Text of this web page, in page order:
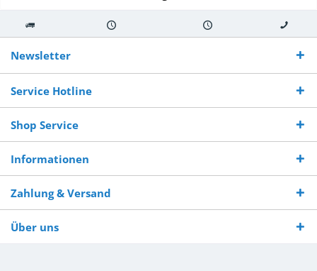
Kostenloser
Versand ab €
250,-
Versand innerhalb von Versand von So erreichen
Sie uns 0160
970 511 90
Newsletter
Service Hotline
Shop Service
Informationen
Zahlung & Versand
Über uns